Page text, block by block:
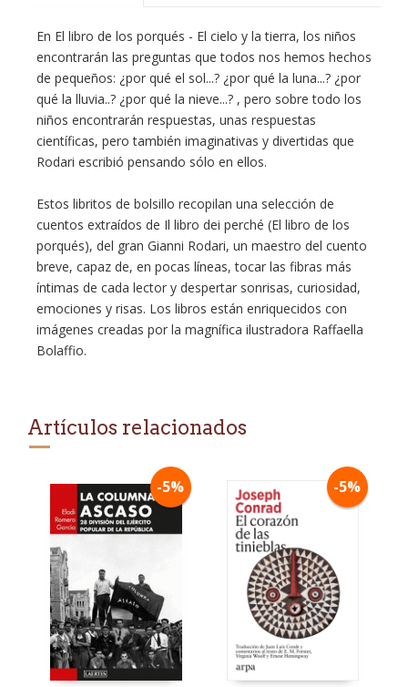
En El libro de los porqués - El cielo y la tierra, los niños
encontrarán las preguntas que todos nos hemos hechos
de pequeños: ¿por qué el sol...? ¿por qué la luna...? ¿por
qué la lluvia..? ¿por qué la nieve...? , pero sobre todo los
niños encontrarán respuestas, unas respuestas
científicas, pero también imaginativas y divertidas que
Rodari escribió pensando sólo en ellos.
Estos libritos de bolsillo recopilan una selección de
cuentos extraídos de Il libro dei perché (El libro de los
porqués), del gran Gianni Rodari, un maestro del cuento
breve, capaz de, en pocas líneas, tocar las fibras más
íntimas de cada lector y despertar sonrisas, curiosidad,
emociones y risas. Los libros están enriquecidos con
imágenes creadas por la magnífica ilustradora Raffaella
Bolaffio.
Artículos relacionados
-5% -5%